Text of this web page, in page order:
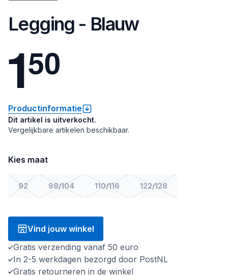
Legging - Blauw
150
Productinformatie
Dit artikel is uitverkocht.
Vergelijkbare artikelen beschikbaar.
Kies maat
92 98/104 110/116 122/128
Vind jouw winkel
Gratis verzending vanaf 50 euro
In 2-5 werkdagen bezorgd door PostNL
Gratis retourneren in de winkel